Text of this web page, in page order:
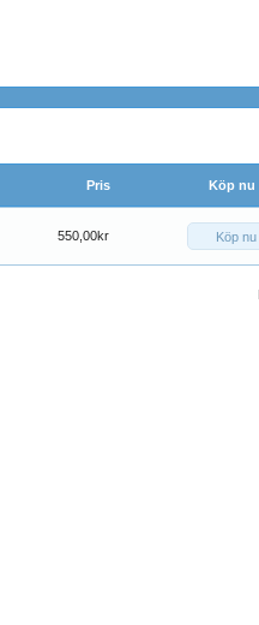
Pris Köp nu
550,00kr Köp nu